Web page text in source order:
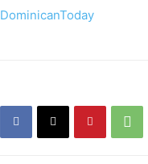
DominicanToday